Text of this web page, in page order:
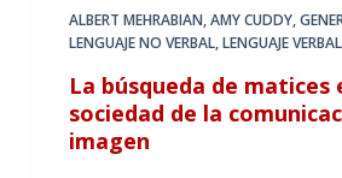
ALBERT MEHRABIAN,AMY CUDDY,
LENGUAJE NO VERBAL,LENGUAJE VERBAL
La búsqueda de matices
sociedad de la
imagen